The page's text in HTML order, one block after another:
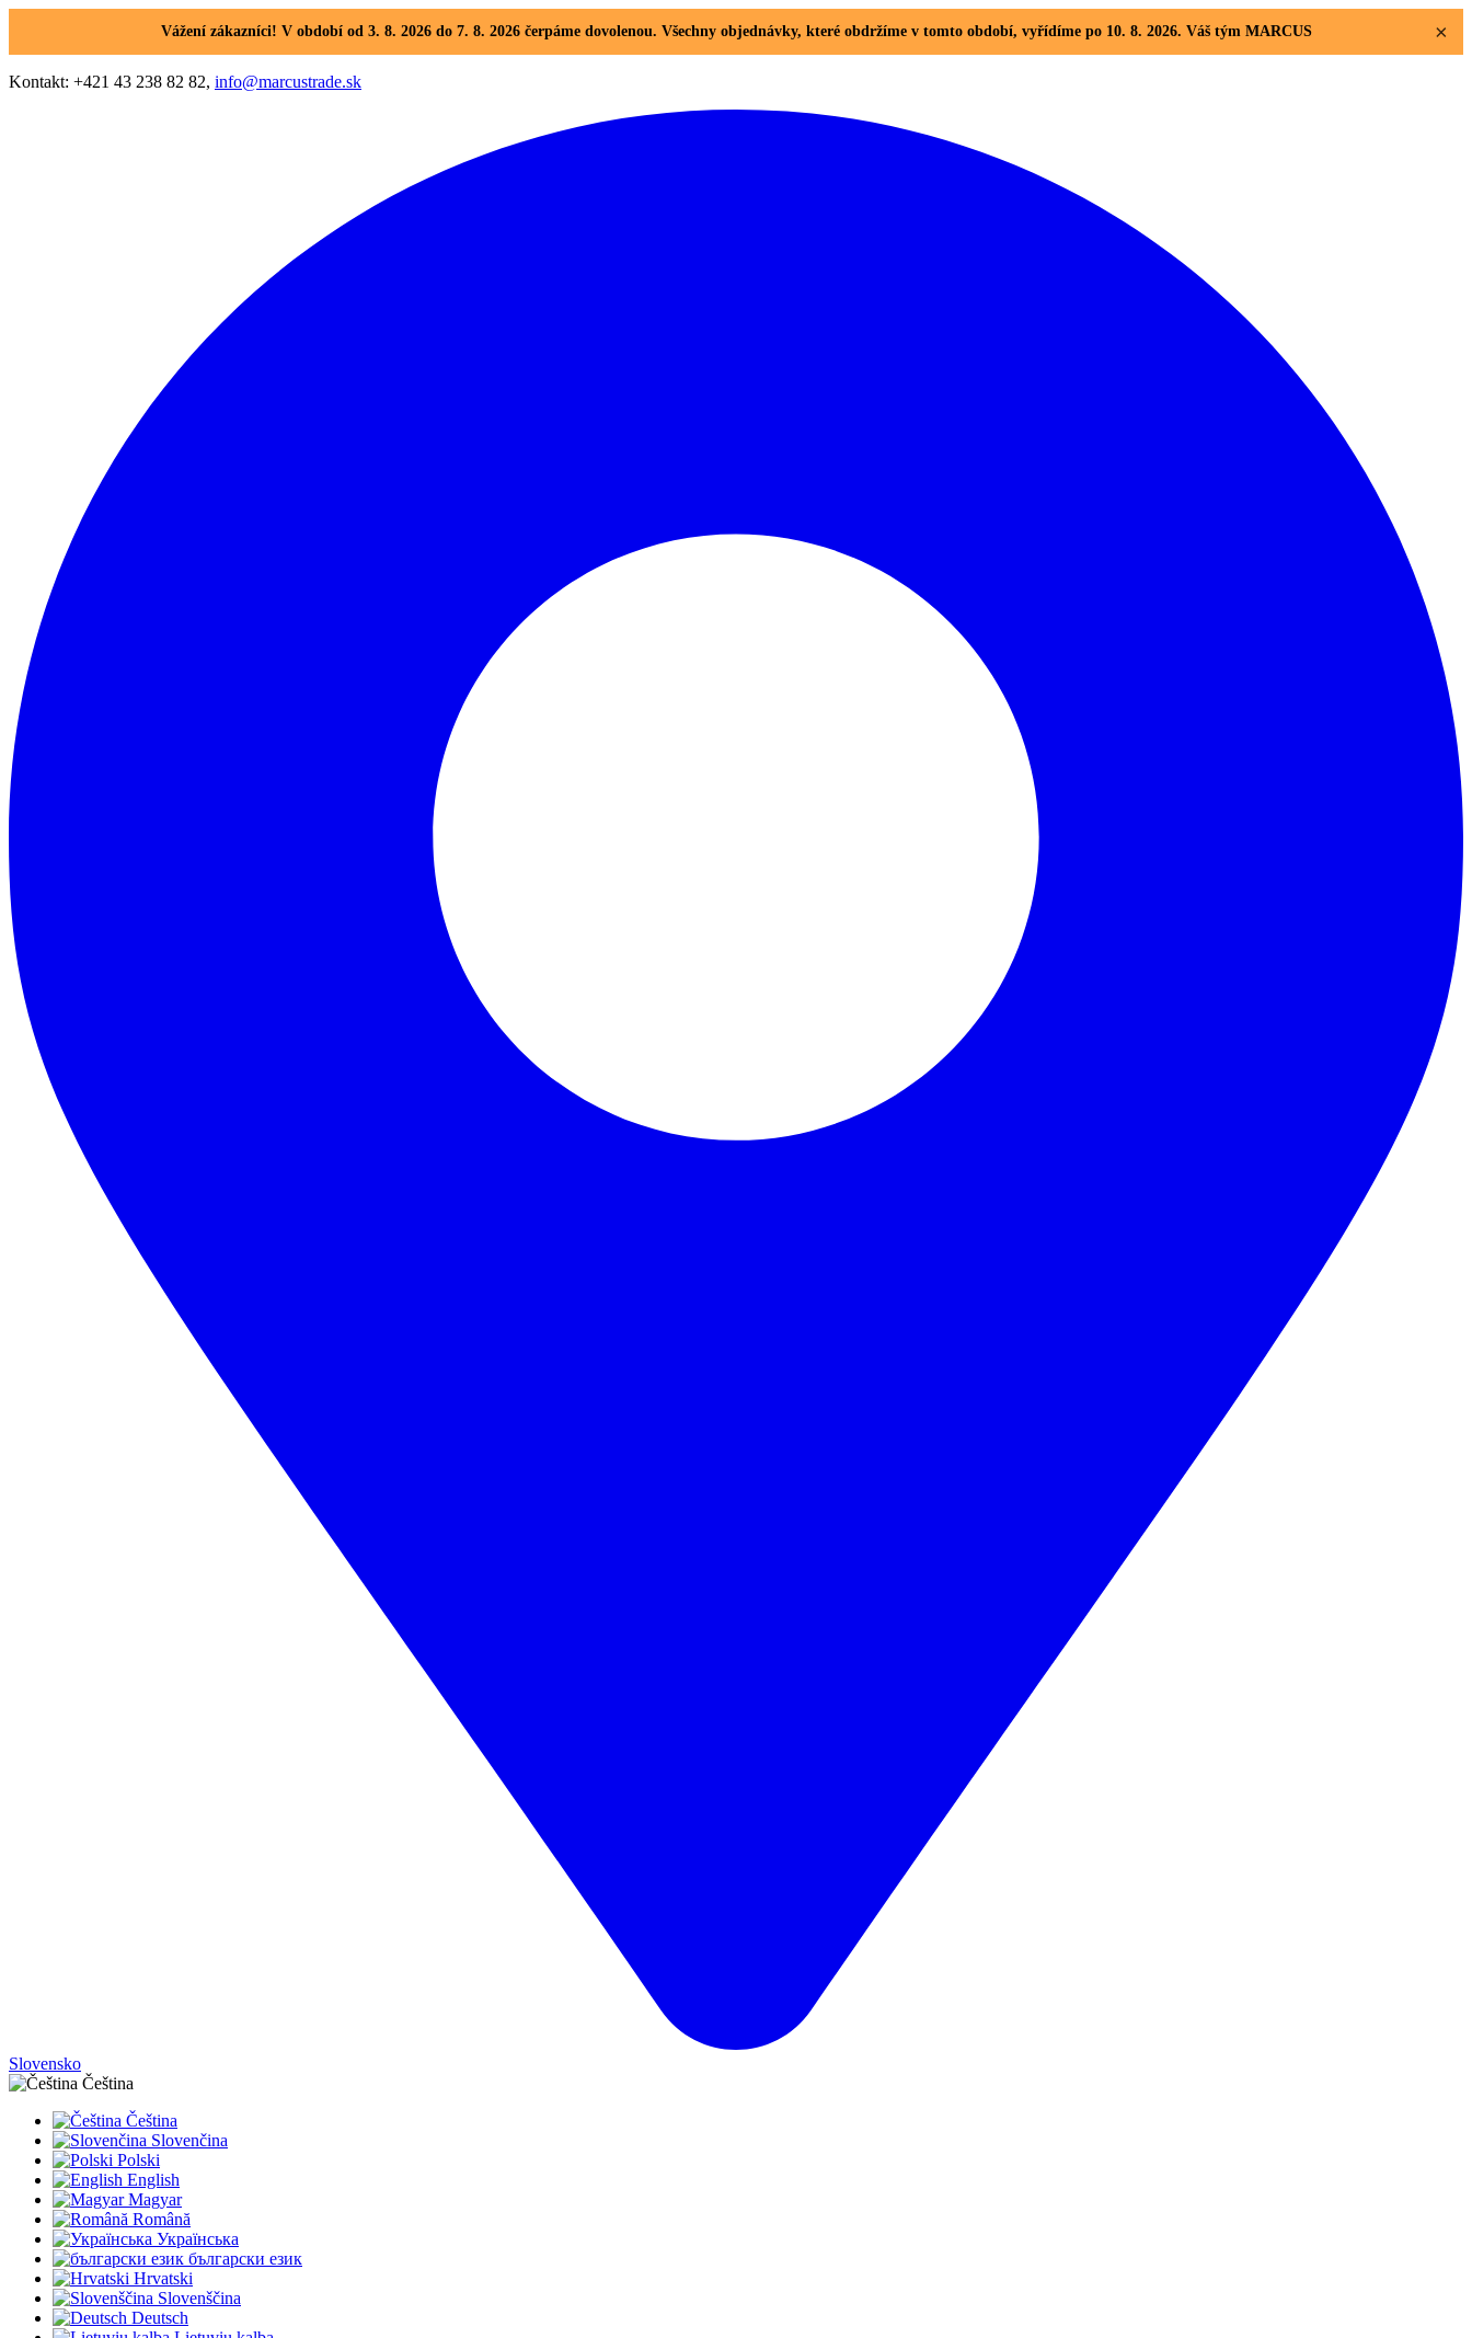
Vážení zákazníci! V období od 3. 8. 2026 do 7. 8. 2026 čerpáme dovolenou. Všechny objednávky, které obdržíme v tomto období, vyřídíme po 10. 8. 2026. Váš tým MARCUS ×
Kontakt: +421 43 238 82 82, info@marcustrade.sk
Slovensko
Čeština
Čeština
Slovenčina
Polski
English
Magyar
Română
Українська
български език
Hrvatski
Slovenščina
Deutsch